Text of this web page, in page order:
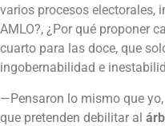
varios procesos electorales,
AMLO?, ¿Por qué proponer
cuarto para las doce, que
ingobernabilidad e
—Pensaron lo mismo que
que pretenden debilitar al